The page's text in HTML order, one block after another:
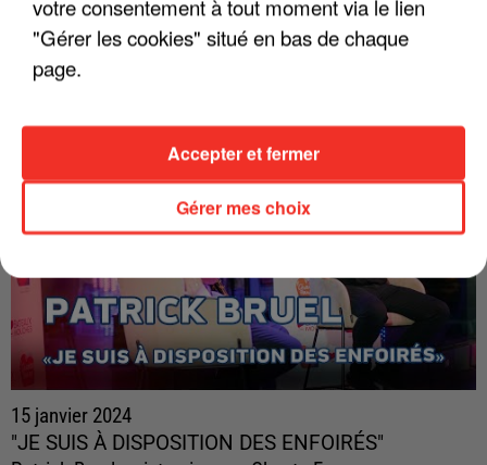
LES INTERVIEWS CHANTE FRANCE
15 janvier 2024
"JE SUIS À DISPOSITION DES ENFOIRÉS"
votre consentement à tout moment via le lien
"Gérer les cookies" situé en bas de chaque
page.
Gérer mes choix
Accepter et fermer